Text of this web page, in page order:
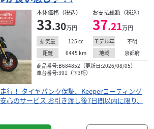
本体価格（税込）
33.30万円
お支払総額（税込）
37.21万円
排気量 125 cc モデル年
不明
距離
6445 km 地域
京都府
商品番号:B684852（更新日:2026/08/05）
車台番号:391（下3桁）
！ タイヤパンク保証、Keeperコーティング
のサービス お引き渡し後7日間以内に限り、